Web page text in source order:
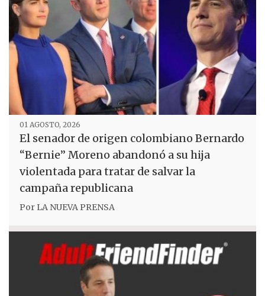
01 AGOSTO, 2026
El senador de origen colombiano Bernardo
“Bernie” Moreno abandonó a su hija
violentada para tratar de salvar la
campaña republicana
Por LA NUEVA PRENSA